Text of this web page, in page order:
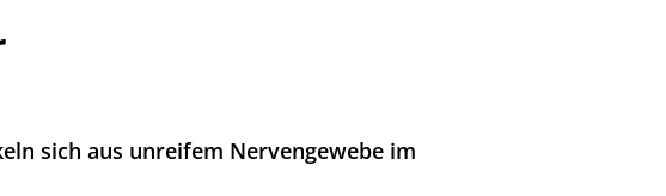
sich aus unreifem Nervengewebe im